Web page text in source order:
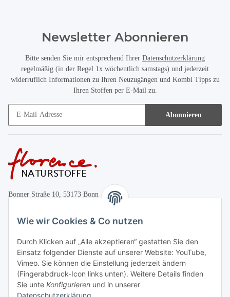
Newsletter Abonnieren
Bitte senden Sie mir entsprechend Ihrer Datenschutzerklärung
regelmäßig (in der Regel 1x wöchentlich samstags) und jederzeit
widerruflich Informationen zu Ihren Neuzugängen und Kombi Tipps zu
Ihren Stoffen per E-Mail zu.
Abonnieren
Bonner Straße 10, 53173 Bonn
Mo.-Fr. 10:00-17:00
Informationen
Wie wir Cookies & Co nutzen
Durch Klicken auf „Alle akzeptieren“ gestatten Sie den
Einsatz folgender Dienste auf unserer Website: YouTube,
Vimeo. Sie können die Einstellung jederzeit ändern
(Fingerabdruck-Icon links unten). Weitere Details finden
Sie unte Konfigurieren und in unserer